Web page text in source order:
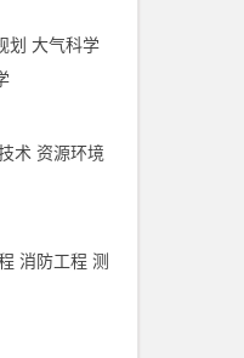
划 大气科学
术 资源环境
消防工程 测